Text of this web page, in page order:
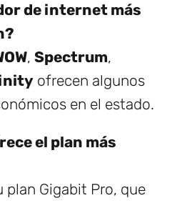
de internet más
, Spectrum,
ofrecen algunos
en el estado.
el plan más
plan Gigabit Pro, que